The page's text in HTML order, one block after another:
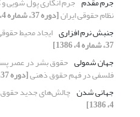
نظام حقوقی ایران[دوره 37، شماره 4، 1386]
جنبش نرم افزاری ایجاد محیط
37، شماره 4، 1386]
جهان شمولی حقوق بشر در عصر
فلسفی در فهم حقوق ذهنی[دوره 37، شماره 3، 1386]
جهانی شدن چالش‌های جدید
4، 1386]